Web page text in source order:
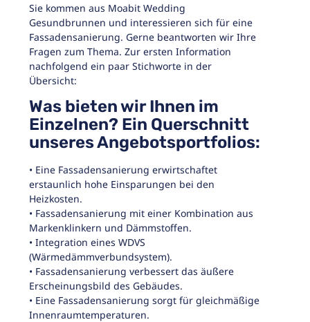
Sie kommen aus Moabit Wedding
Gesundbrunnen und interessieren sich für eine
Fassadensanierung. Gerne beantworten wir Ihre
Fragen zum Thema. Zur ersten Information
nachfolgend ein paar Stichworte in der
Übersicht:
Was bieten wir Ihnen im
Einzelnen? Ein Querschnitt
unseres Angebotsportfolios:
• Eine Fassadensanierung erwirtschaftet
erstaunlich hohe Einsparungen bei den
Heizkosten.
• Fassadensanierung mit einer Kombination aus
Markenklinkern und Dämmstoffen.
• Integration eines WDVS
(Wärmedämmverbundsystem).
• Fassadensanierung verbessert das äußere
Erscheinungsbild des Gebäudes.
• Eine Fassadensanierung sorgt für gleichmäßige
Innenraumtemperaturen.